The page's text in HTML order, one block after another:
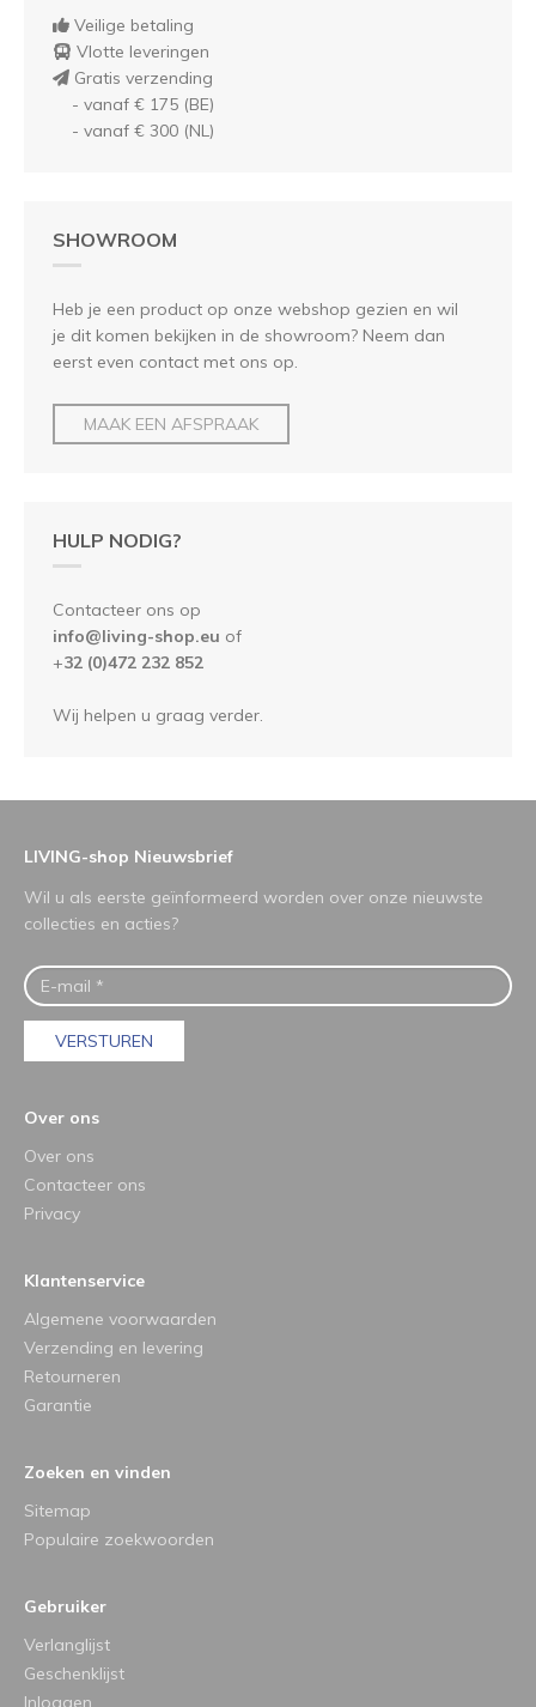
Veilige betaling
Vlotte leveringen
Gratis verzending
- vanaf € 175 (BE)
- vanaf € 300 (NL)
SHOWROOM
Heb je een product op onze webshop gezien en wil
je dit komen bekijken in de showroom? Neem dan
eerst even contact met ons op.
MAAK EEN AFSPRAAK
HULP NODIG?
Contacteer ons op
info@living-shop.eu of
+32 (0)472 232 852
Wij helpen u graag verder.
LIVING-shop Nieuwsbrief
Wil u als eerste geïnformeerd worden over onze nieuwste
collecties en acties?
VERSTUREN
Over ons
Over ons
Contacteer ons
Privacy
Klantenservice
Algemene voorwaarden
Verzending en levering
Retourneren
Garantie
Zoeken en vinden
Sitemap
Populaire zoekwoorden
Gebruiker
Verlanglijst
Geschenklijst
Inloggen